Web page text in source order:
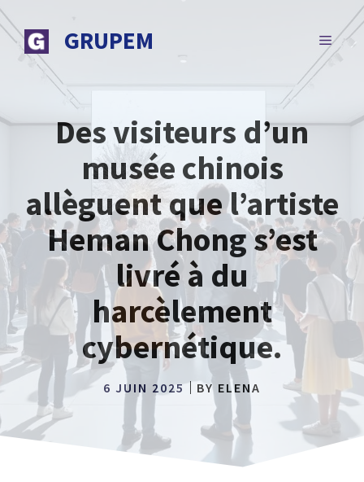
Aller
au
contenu
GRUPEM MENU
Des visiteurs d’un
musée chinois
allèguent que l’artiste
Heman Chong s’est
livré à du
harcèlement
cybernétique.
6 JUIN 2025 BY ELENA